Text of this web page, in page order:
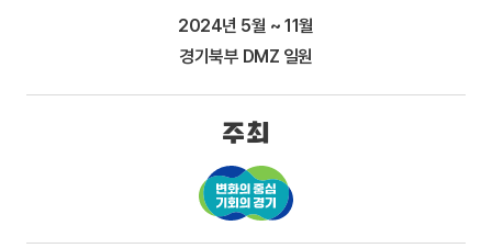
2024년 5월 ~ 11월
경기북부 DMZ 일원
주최